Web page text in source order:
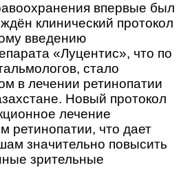
впервые был
клинический протокол
введению
«Луцентис», что по
стало
в лечении ретинопатии
Новый протокол
лечение
ретинопатии, что дает
значительно повысить
зрительные